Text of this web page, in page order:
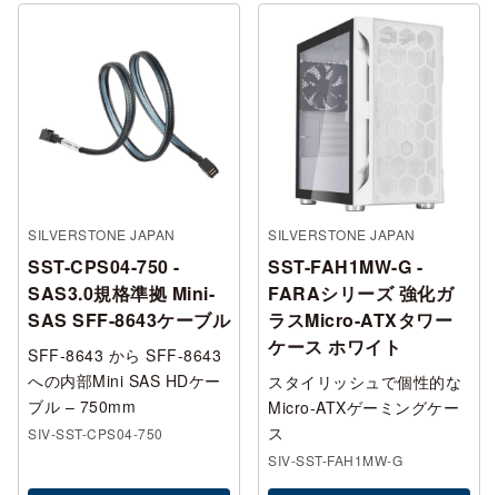
SILVERSTONE JAPAN
SST-CPS04-750 -
SAS3.0規格準拠 Mini-
SAS SFF-8643ケーブル
SFF-8643 から SFF-8643
への内部Mini SAS HDケー
ブル – 750mm
SIV-SST-CPS04-750
SILVERSTONE JAPAN
SST-FAH1MW-G -
FARAシリーズ 強化ガ
ラスMicro-ATXタワー
ケース ホワイト
スタイリッシュで個性的な
Micro-ATXゲーミングケー
ス
SIV-SST-FAH1MW-G